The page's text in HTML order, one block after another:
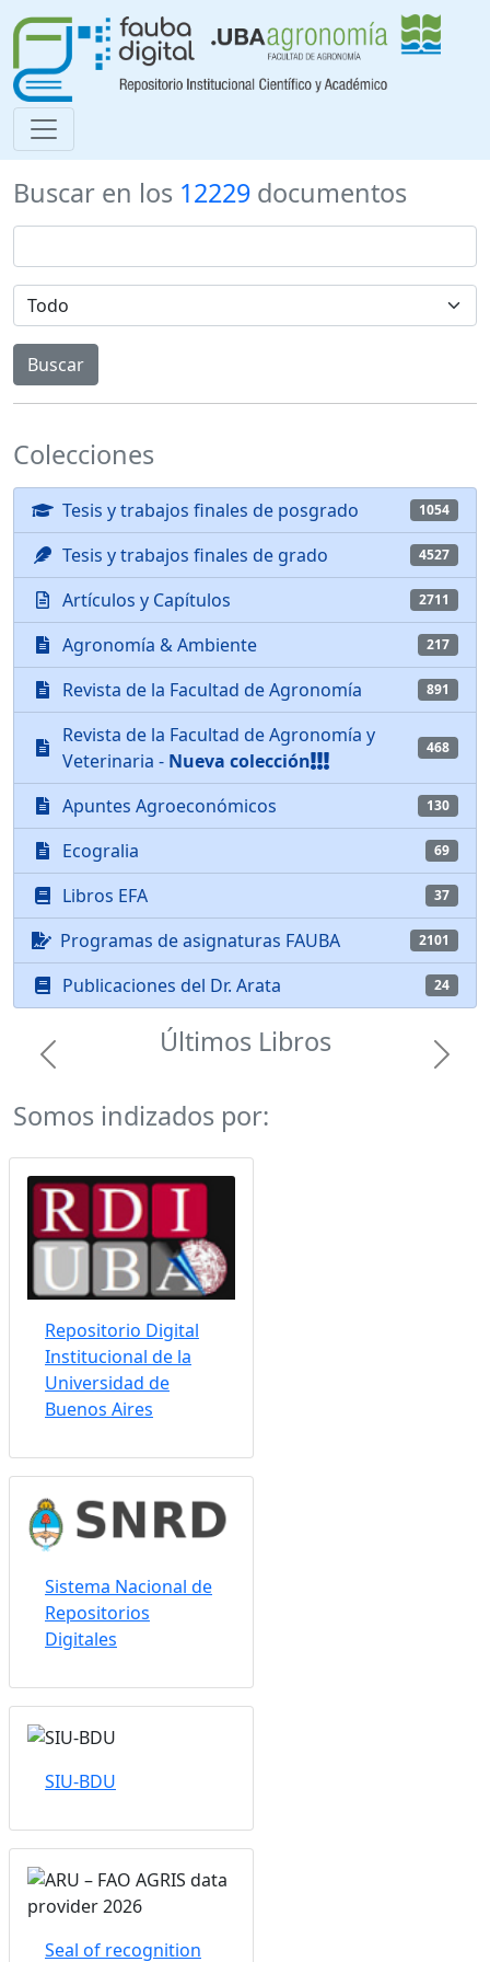
Buscar en los 12229 documentos
Colecciones
Tesis y trabajos finales de posgrado 1054
Tesis y trabajos finales de grado 4527
Artículos y Capítulos 2711
Agronomía & Ambiente 217
Revista de la Facultad de Agronomía 891
Revista de la Facultad de Agronomía y
Veterinaria - Nueva colección
468
Apuntes Agroeconómicos 130
Ecogralia 69
Libros EFA 37
Programas de asignaturas FAUBA 2101
Publicaciones del Dr. Arata 24
Últimos Libros
Previous Next
Somos indizados por:
Repositorio Digital
Institucional de la
Universidad de
Buenos Aires
Sistema Nacional de
Repositorios
Digitales
SIU-BDU
Seal of recognition